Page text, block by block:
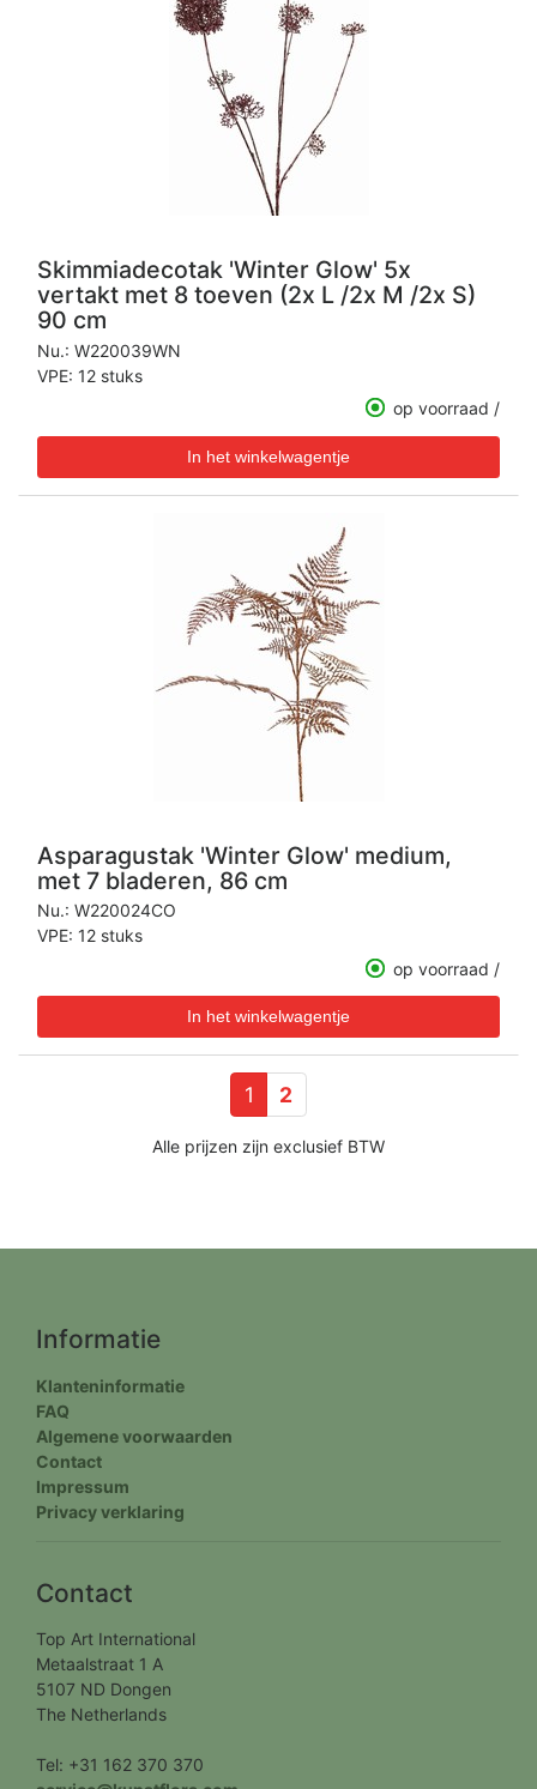
Skimmiadecotak 'Winter Glow' 5x
vertakt met 8 toeven (2x L /2x M /2x S)
90 cm
Nu.: W220039WN
VPE: 12 stuks
op voorraad /
Asparagustak 'Winter Glow' medium,
met 7 bladeren, 86 cm
Nu.: W220024CO
VPE: 12 stuks
op voorraad /
1 2
Alle prijzen zijn exclusief BTW
Informatie
Klanteninformatie
FAQ
Algemene voorwaarden
Contact
Impressum
Privacy verklaring
Contact
Top Art International
Metaalstraat 1 A
5107 ND Dongen
The Netherlands
Tel: +31 162 370 370